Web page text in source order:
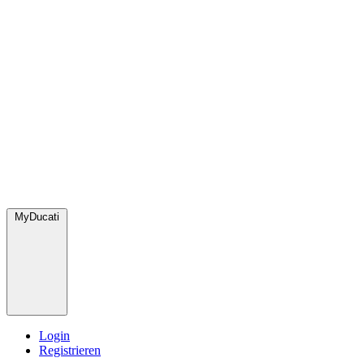
MyDucati
Login
Registrieren